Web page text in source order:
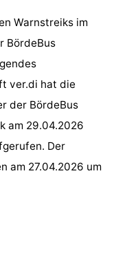
Warnstreiks im
BördeBus
ver.di hat die
der BördeBus
am 29.04.2026
Der
am 27.04.2026 um